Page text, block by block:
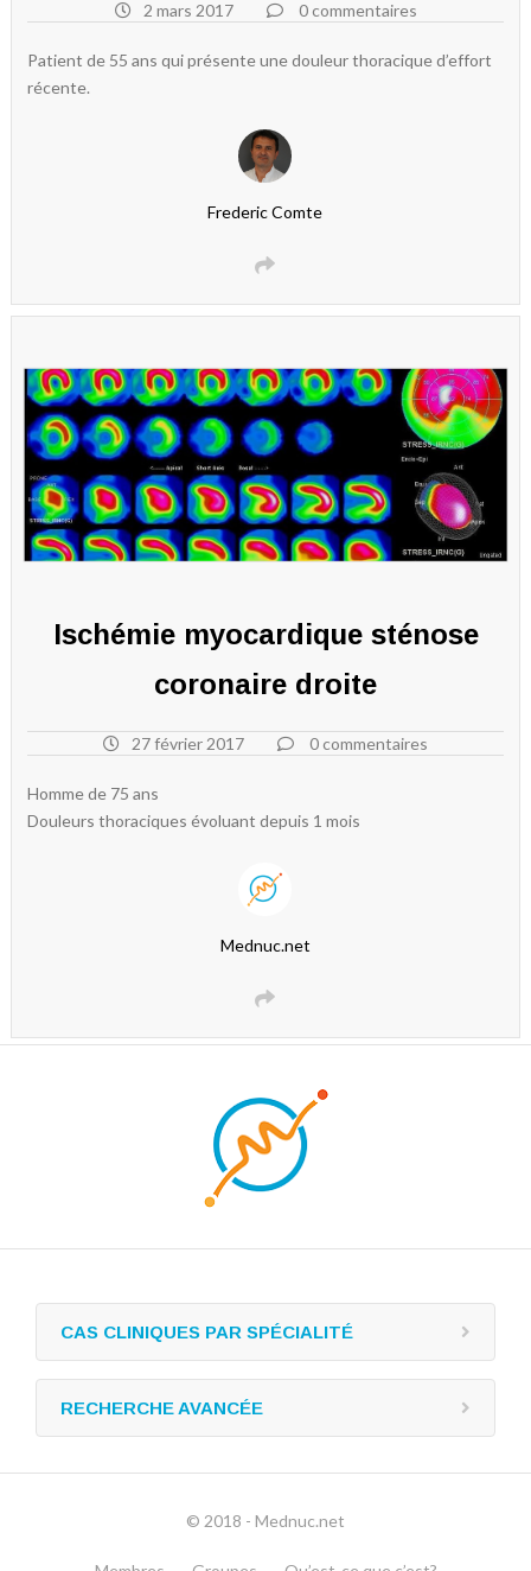
2 mars 2017 0 commentaires
Patient de 55 ans qui présente une douleur thoracique d’effort
récente.
Frederic Comte
Ischémie myocardique sténose
coronaire droite
27 février 2017 0 commentaires
Homme de 75 ans
Douleurs thoraciques évoluant depuis 1 mois
Mednuc.net
CAS CLINIQUES PAR SPÉCIALITÉ
RECHERCHE AVANCÉE
© 2018 - Mednuc.net